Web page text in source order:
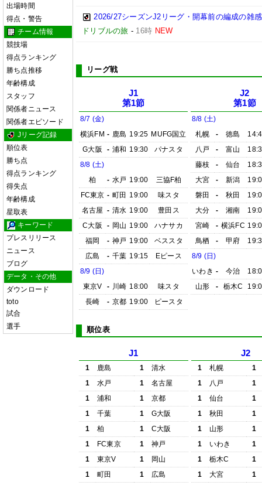
出場時間
得点・警告
チーム情報
競技場
得点ランキング
勝ち点推移
年齢構成
スタッフ
関係者ニュース
関係者エピソード
Jリーグ記録
順位表
勝ち点
得点ランキング
得失点
年齢構成
星取表
キーワード
プレスリリース
ニュース
ブログ
データ・その他
ダウンロード
toto
試合
選手
2026/27シーズンJ2リーグ・開幕前の編成の雑
ドリブルの旅 - 16時 NEW
リーグ戦
J1
第1節
8/7 (金)
横浜FM - 鹿島 19:25 MUFG国立
G大阪
- 浦和 19:30
パナスタ
8/8 (土)
柏
- 水戸 19:00
三協F柏
FC東京 - 町田 19:00
味スタ
名古屋 - 清水 19:00
豊田ス
C大阪
- 岡山 19:00
ハナサカ
福岡
- 神戸 19:00
ベススタ
広島
- 千葉 19:15
Eピース
8/9 (日)
東京V
- 川崎 18:00
味スタ
長崎
- 京都 19:00 ピースタ
J2
第1節
8/8 (土)
札幌
- 徳島
八戸
- 富山
藤枝
- 仙台
大宮
- 新潟
磐田
- 秋田
大分
- 湘南
宮崎
- 横浜FC
鳥栖
- 甲府
8/9 (日)
いわき - 今治
山形
- 栃木C
順位表
J1
1 鹿島 1
清水
1
水戸 1
名古屋
1
浦和 1
京都
1
千葉 1
G大阪
1
柏 1
C大阪
1
FC東京 1
神戸
1
東京V 1
岡山
1
町田 1
広島
J2
1 札幌
1
1
八戸
1
1
仙台
1
1
秋田
1
1
山形
1
1
いわき
1
1
栃木C
1
1
大宮
1